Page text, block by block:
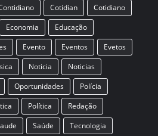
Cotidian
Cotidiano
Economia
Educação
Evento Eventos
Evetos
Noticia
Noticias
Oportunidades
Polícia
Política
Redação
Saúde Tecnologia